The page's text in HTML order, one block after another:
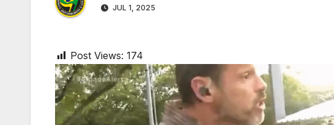
JUL 1, 2025
Post Views: 174